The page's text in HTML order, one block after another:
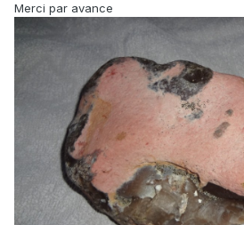
Merci par avance